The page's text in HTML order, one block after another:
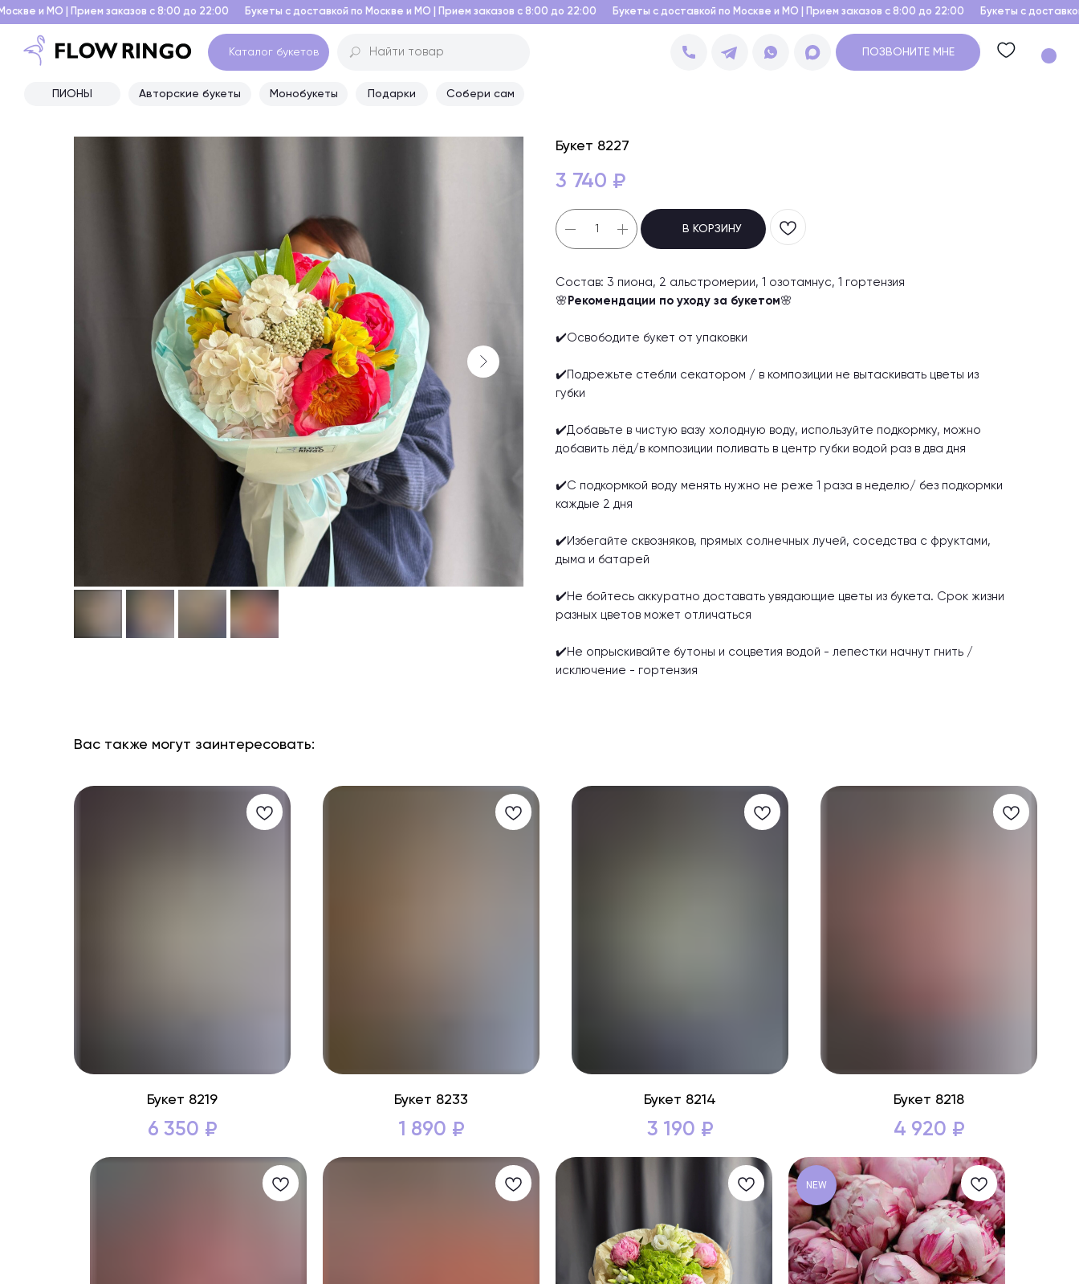
заказов с 8:00 до 22:00 Букеты с доставкой по Москве и МО | Прием заказов с 8:00 до 22:00 Букеты с доставкой по Москве и МО | Прием заказов с 8:00 до 22:00 Букеты с доставкой по Москве и
Монобукеты
ПИОНЫ Авторские букеты
ПОЗВОНИТЕ МНЕ
Каталог букетов
Собери сам
Подарки
Букет 8227
3 740 ₽
В КОРЗИНУ
Состав: 3 пиона, 2 альстромерии, 1 озотамнус, 1 гортензия
🌸 Рекомендации по уходу за букетом🌸
✔️Освободите букет от упаковки
✔️Подрежьте стебли секатором / в композиции не вытаскивать цветы из
губки
✔️Добавьте в чистую вазу холодную воду, используйте подкормку, можно
добавить лёд/в композиции поливать в центр губки водой раз в два дня
✔️С подкормкой воду менять нужно не реже 1 раза в неделю/ без подкормки
каждые 2 дня
✔️Избегайте сквозняков, прямых солнечных лучей, соседства с фруктами,
дыма и батарей
✔️Не бойтесь аккуратно доставать увядающие цветы из букета. Срок жизни
разных цветов может отличаться
✔️Не опрыскивайте бутоны и соцветия водой - лепестки начнут гнить /
исключение - гортензия
Вас также могут заинтересовать:
Букет 8219
6 350 ₽
Букет 8233
1 890 ₽
Букет 8214
3 190 ₽
Букет 8218
4 920 ₽
NEW